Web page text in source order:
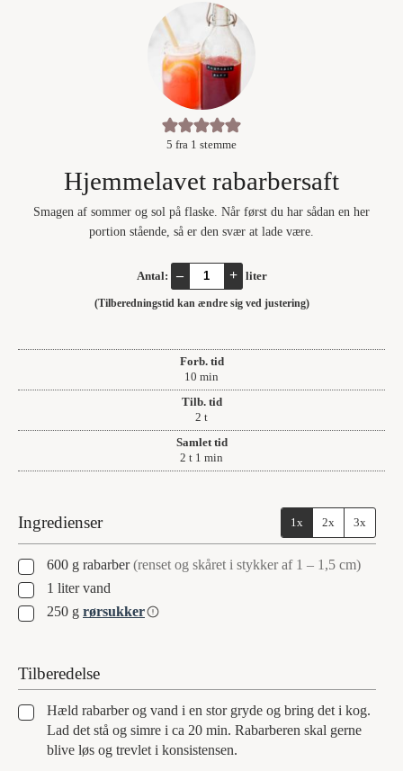
5 fra 1 stemme
Hjemmelavet rabarbersaft
Smagen af sommer og sol på flaske. Når først du har sådan en her
portion stående, så er den svær at lade være.
Antal: – + liter
(Tilberedningstid kan ændre sig ved justering)
Forb. tid
10 minutter
min
Tilb. tid
2 timer
t
Samlet tid
2 timer
t 1 minut
min
Ingredienser 1x 2x 3x
▢
600 g rabarber (renset og skåret i stykker af 1 – 1,5 cm)
▢1 liter vand
▢
250 g rørsukker
Tilberedelse
▢
Hæld rabarber og vand i en stor gryde og bring det i kog.
Lad det stå og simre i ca 20 min. Rabarberen skal gerne
blive løs og trevlet i konsistensen.